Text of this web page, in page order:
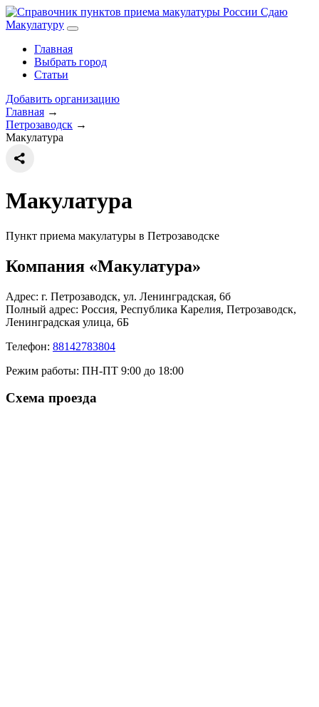
Сдаю
Макулатуру
Главная
Выбрать город
Статьи
Добавить организацию
Главная →
Петрозаводск →
Макулатура
Макулатура
Пункт приема макулатуры в Петрозаводске
Компания «Макулатура»
Адрес: г. Петрозаводск, ул. Ленинградская, 6б
Полный адрес: Россия, Республика Карелия, Петрозаводск,
Ленинградская улица, 6Б
Телефон: 88142783804
Режим работы: ПН-ПТ 9:00 до 18:00
Схема проезда